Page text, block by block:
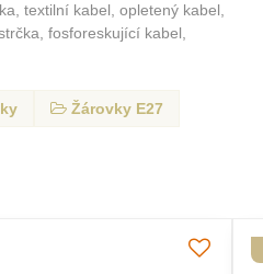
textilní kabel, opletený kabel,
fosforeskující kabel,
Žárovky E27